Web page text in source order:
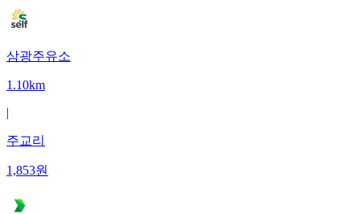
삼광주유소
1.10km
|
주교리
1,853원